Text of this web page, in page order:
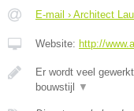
E-mail › Architect
Website: http://
Er wordt veel
bouwstijl ▼